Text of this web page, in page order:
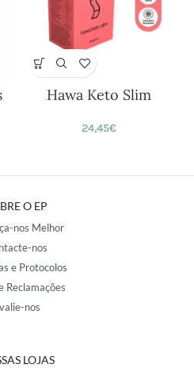
Hawa Keto Slim
24,45€
O EP
nos Melhor
nos
e Protocolos
Reclamações
nos
LOJAS